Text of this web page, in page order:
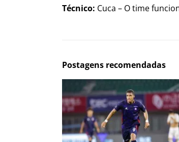
Técnico: Cuca – O time
Postagens recomendadas